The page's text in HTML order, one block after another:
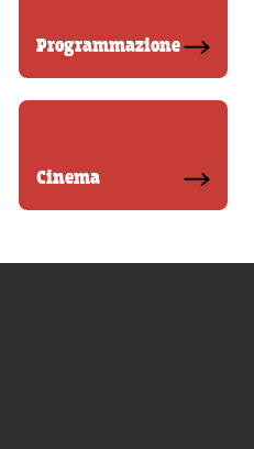
Programmazione
Cinema